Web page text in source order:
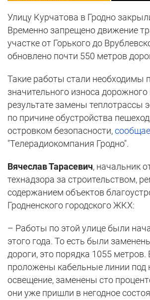
Улицу Курчатова в Гродно
Временно запрещено движение
участке от Горького до
обновлено почти 550 метров
Такие работы стали необходимы
значительного износа дорожного
результате замены теплотрассы
по причине обустройства
островком безопасности,
"Телерадиокомпания Гродно".
Вячеслав Тарасевич, начальник
технадзора за строительством,
содержанием объектов
Гродненского городского ЖКХ:
– Работы по этой улице были
этого года. То есть были
дороги, это порядка 1055
проложены кабельные линии под
освещение, заменены сто
они уже пришли в негодное